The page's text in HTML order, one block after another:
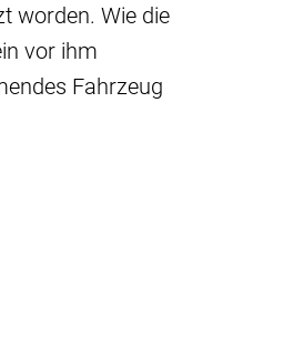
worden. Wie die
vor ihm
Fahrzeug